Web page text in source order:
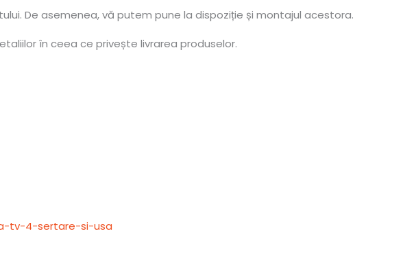
De asemenea, vă putem pune la dispoziție și montajul acestora.
în ceea ce privește livrarea produselor.